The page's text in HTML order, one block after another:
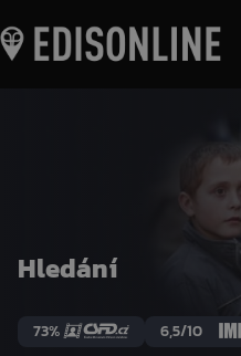
Hledání
73% 6,5/10